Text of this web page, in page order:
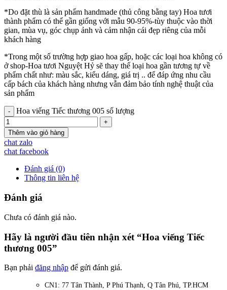
*Do đặt thù là sản phẩm handmade (thủ công bằng tay) Hoa tươi
thành phẩm có thể gần giống với mẫu 90-95%-tùy thuộc vào thời
gian, mùa vụ, góc chụp ảnh và cảm nhận cái đẹp riêng của mỗi
khách hàng
*Trong một số trường hợp giao hoa gấp, hoặc các loại hoa không có
ở shop-Hoa tươi Nguyệt Hỷ sẽ thay thế loại hoa gần tương tự về
phẩm chất như: màu sắc, kiểu dáng, giá trị .. để đáp ứng nhu cầu
cấp bách của khách hàng nhưng vẫn đảm bảo tính nghệ thuật của
sản phẩm
Hoa viếng Tiếc thương 005 số lượng
Thêm vào giỏ hàng
chat zalo
chat facebook
Đánh giá (0)
Thông tin liên hệ
Đánh giá
Chưa có đánh giá nào.
Hãy là người đầu tiên nhận xét “Hoa viếng Tiếc
thương 005”
Bạn phải đăng nhập để gửi đánh giá.
CN1: 77 Tân Thành, P Phú Thạnh, Q Tân Phú, TP.HCM